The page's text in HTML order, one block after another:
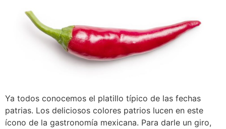
Ya todos conocemos el platillo típico de las fechas
patrias. Los deliciosos colores patrios lucen en este
ícono de la gastronomía mexicana. Para darle un giro,